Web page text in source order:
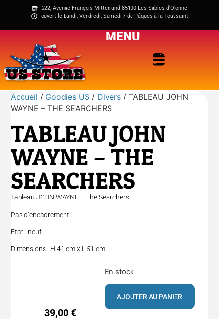
222, Avenue François Mitterrand 85100 Les Sables-d'Olonne
ouvert le Lundi, Vendredi, Samedi / de Pâques à la Toussaint
MENU
Accueil / Goodies US / Divers / TABLEAU JOHN
WAYNE – THE SEARCHERS
TABLEAU JOHN
WAYNE – THE
SEARCHERS
Tableau JOHN WAYNE – The Searchers
Pas d’encadrement
Etat : neuf
Dimensions : H 41 cm x L 51 cm
39,00 €
En stock
AJOUTER AU PANIER